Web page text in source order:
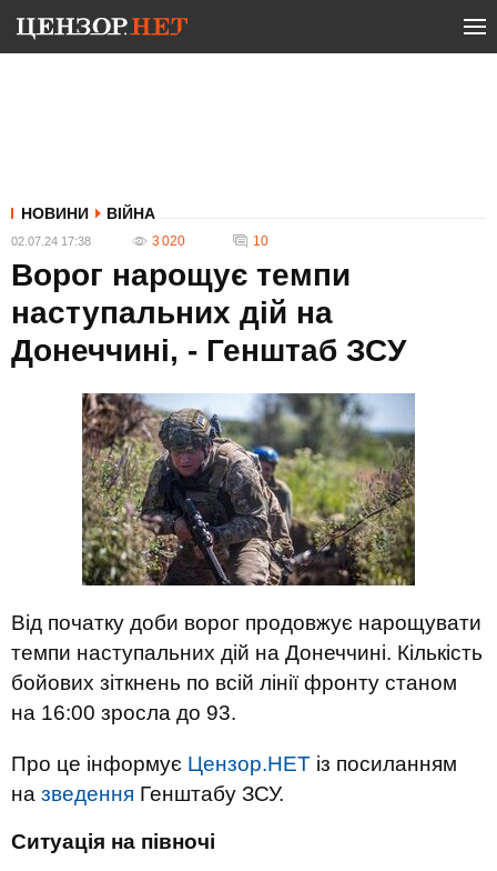
НОВИНИ ВІЙНА
02.07.24 17:38 3 020 10
Ворог нарощує темпи
наступальних дій на
Донеччині, - Генштаб ЗСУ
Від початку доби ворог продовжує нарощувати
темпи наступальних дій на Донеччині. Кількість
бойових зіткнень по всій лінії фронту станом
на 16:00 зросла до 93.
Про це інформує Цензор.НЕТ із посиланням
на зведення Генштабу ЗСУ.
Ситуація на півночі